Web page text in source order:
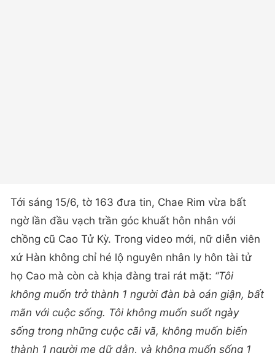
Tới sáng 15/6, tờ 163 đưa tin, Chae Rim vừa bất
ngờ lần đầu vạch trần góc khuất hôn nhân với
chồng cũ Cao Tử Kỳ. Trong video mới, nữ diễn viên
xứ Hàn không chỉ hé lộ nguyên nhân ly hôn tài tử
họ Cao mà còn cà khịa đàng trai rát mặt: “Tôi
không muốn trở thành 1 người đàn bà oán giận, bất
mãn với cuộc sống. Tôi không muốn suốt ngày
sống trong những cuộc cãi vã, không muốn biến
thành 1 người mẹ dữ dằn, và không muốn sống 1